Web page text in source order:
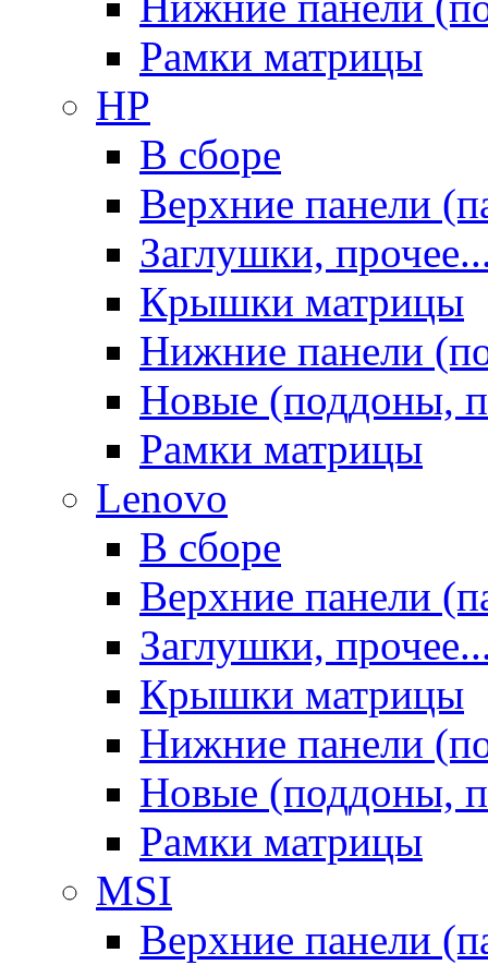
Рамки матрицы
HP
В сборе
Верхние панели
Заглушки,
Крышки матрицы
Нижние панели
Новые (поддоны,
Рамки матрицы
Lenovo
В сборе
Верхние панели
Заглушки,
Крышки матрицы
Нижние панели
Новые (поддоны,
Рамки матрицы
MSI
Верхние панели